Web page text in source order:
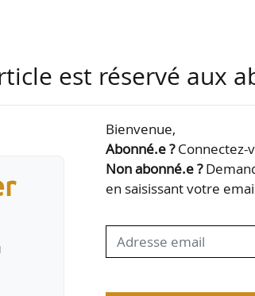
atmosphérique en lien
est réservé aux
Bienvenue,
Abonné.e ?Connectez-
Non abonné.e ?
en saisissant votre